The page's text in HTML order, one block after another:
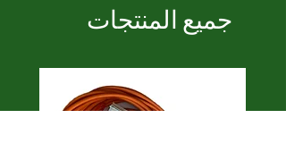
جميع المنتجات